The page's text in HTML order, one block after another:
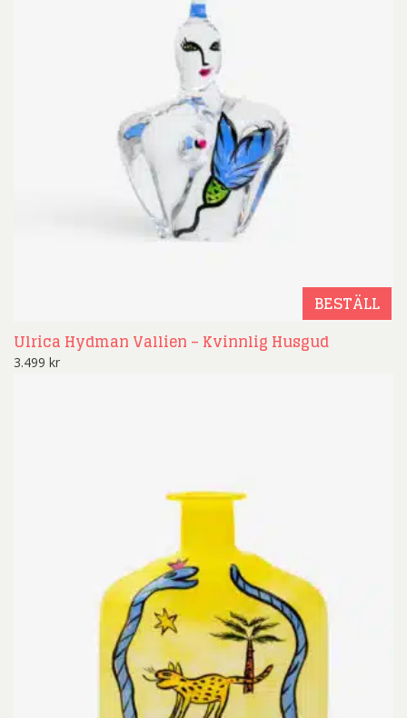
BESTÄLL
Ulrica Hydman Vallien – Kvinnlig Husgud
3.499 kr